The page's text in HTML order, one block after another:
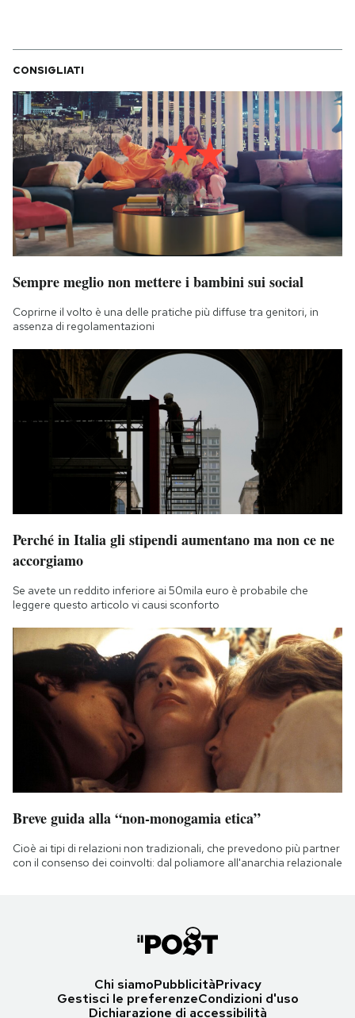
CONSIGLIATI
Sempre meglio non mettere i bambini sui social
Coprirne il volto è una delle pratiche più diffuse tra genitori, in
assenza di regolamentazioni
Perché in Italia gli stipendi aumentano ma non ce ne
accorgiamo
Se avete un reddito inferiore ai 50mila euro è probabile che
leggere questo articolo vi causi sconforto
Breve guida alla “non-monogamia etica”
Cioè ai tipi di relazioni non tradizionali, che prevedono più partner
con il consenso dei coinvolti: dal poliamore all'anarchia relazionale
Chi siamoPubblicitàPrivacy
Gestisci le preferenzeCondizioni d'uso
Dichiarazione di accessibilità